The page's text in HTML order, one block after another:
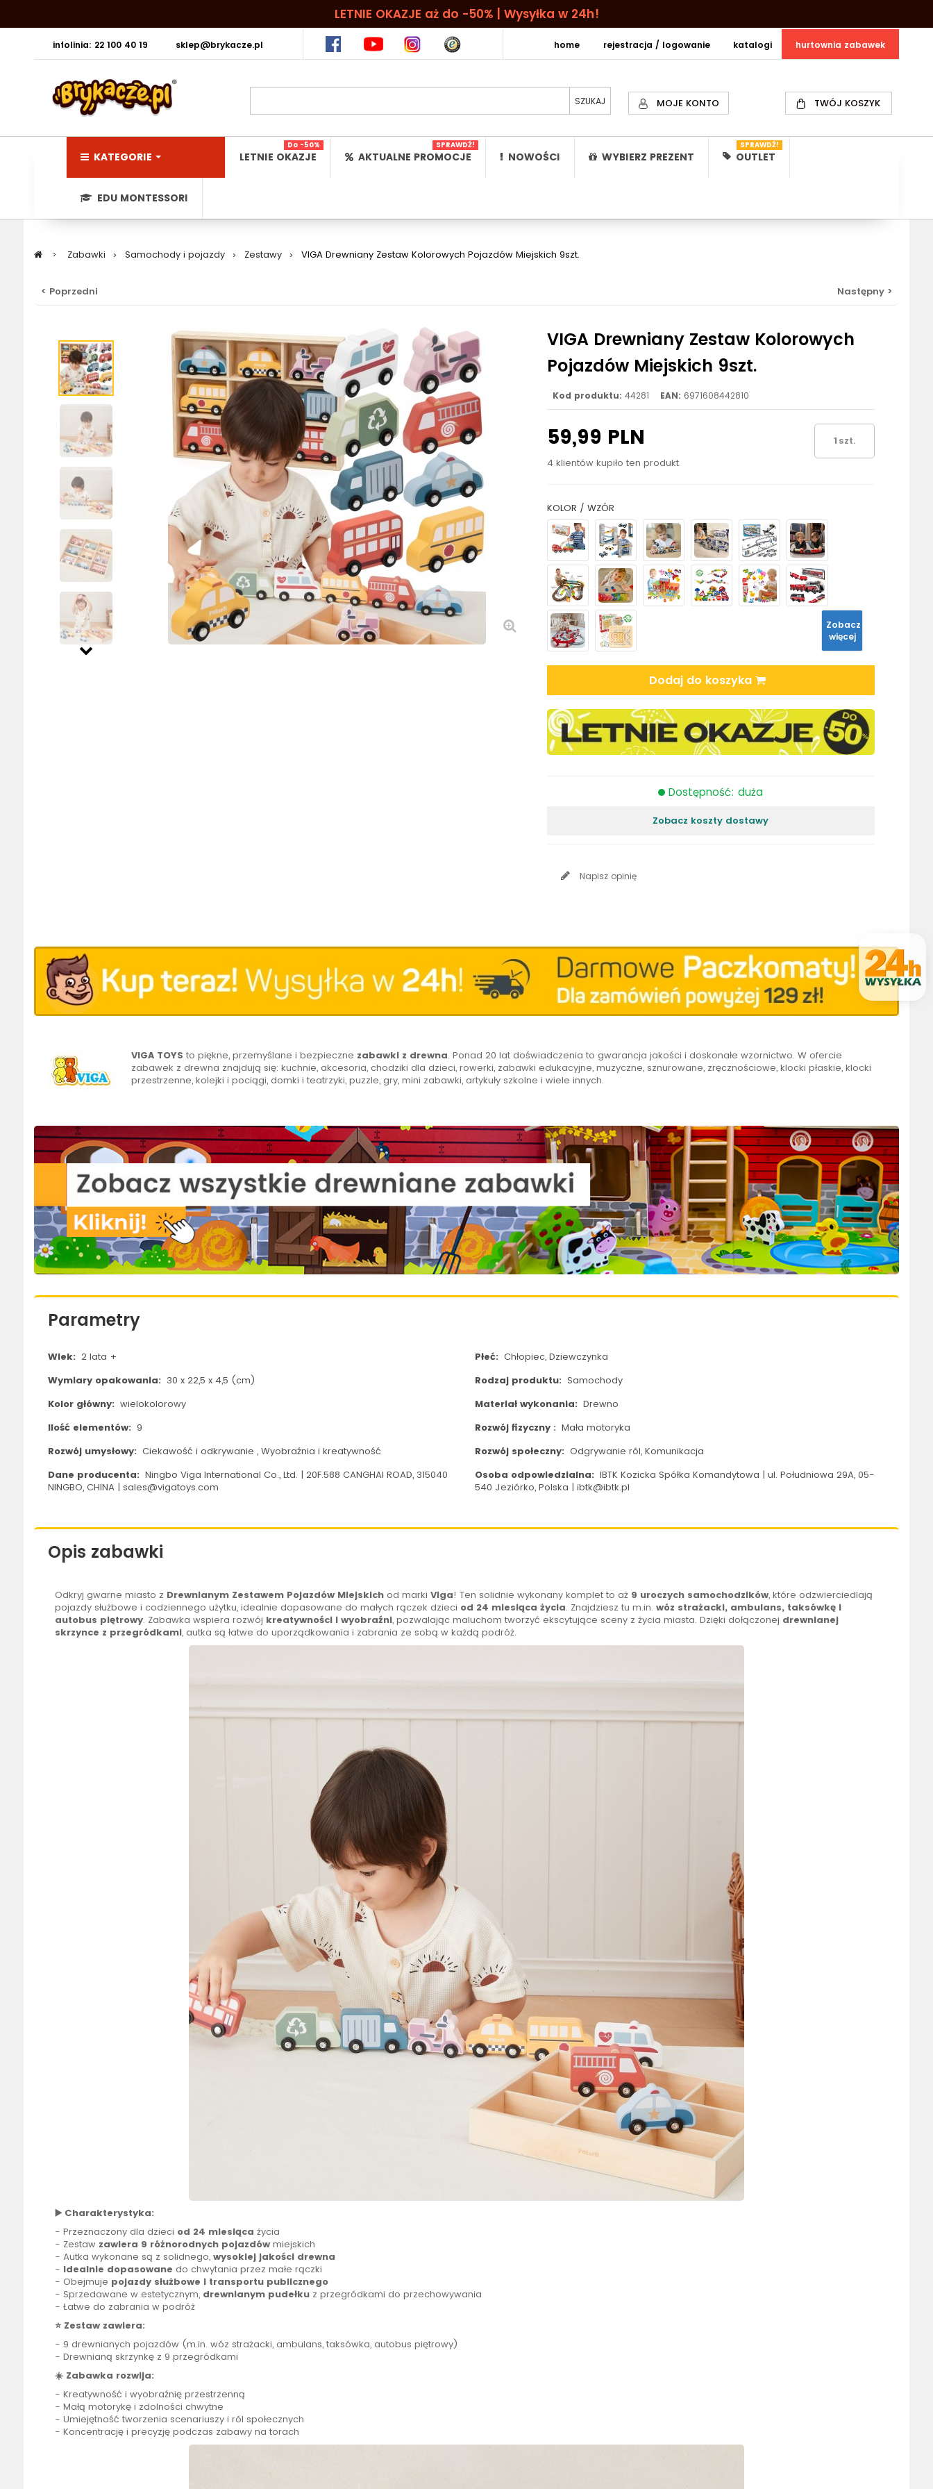
LETNIE OKAZJE aż do -50% | Wysyłka w 24h!
infolinia: 22 100 40 19 sklep@brykacze.pl hurtownia zabawek
katalogi
rejestracja / logowanie
home
MOJE KONTO TWÓJ KOSZYK
KATEGORIE LETNIE OKAZJE
Do -50%
AKTUALNE PROMOCJE
SPRAWDŹ!
NOWOŚCI WYBIERZ PREZENT OUTLET
SPRAWDŹ!
EDU MONTESSORI
> Zabawki > Samochody i pojazdy > Zestawy > VIGA Drewniany Zestaw Kolorowych Pojazdów Miejskich 9szt.
< Poprzedni Następny >
VIGA Drewniany Zestaw Kolorowych
Pojazdów Miejskich 9szt.
Kod produktu: 44281 EAN: 6971608442810
59,99 PLN
4 klientów kupiło ten produkt
szt.
KOLOR / WZÓR
Zobacz
więcej
Dodaj do koszyka
Dostępność: duża
Zobacz koszty dostawy
Napisz opinię
VIGA TOYS to piękne, przemyślane i bezpieczne zabawki z drewna. Ponad 20 lat doświadczenia to gwarancja jakości i doskonałe wzornictwo. W ofercie
zabawek z drewna znajdują się: kuchnie, akcesoria, chodziki dla dzieci, rowerki, zabawki edukacyjne, muzyczne, sznurowane, zręcznościowe, klocki płaskie, klocki
przestrzenne, kolejki i pociągi, domki i teatrzyki, puzzle, gry, mini zabawki, artykuły szkolne i wiele innych.
Parametry
Wiek: 2 lata + Płeć: Chłopiec, Dziewczynka
Wymiary opakowania: 30 x 22,5 x 4,5 (cm) Rodzaj produktu: Samochody
Kolor główny: wielokolorowy Materiał wykonania: Drewno
Ilość elementów: 9 Rozwój fizyczny : Mała motoryka
Rozwój umysłowy: Ciekawość i odkrywanie , Wyobraźnia i kreatywność Rozwój społeczny: Odgrywanie ról, Komunikacja
Dane producenta: Ningbo Viga International Co., Ltd. | 20F.588 CANGHAI ROAD, 315040
NINGBO, CHINA | sales@vigatoys.com
Osoba odpowiedzialna: IBTK Kozicka Spółka Komandytowa | ul. Południowa 29A, 05-
540 Jeziórko, Polska | ibtk@ibtk.pl
Opis zabawki
Odkryj gwarne miasto z Drewnianym Zestawem Pojazdów Miejskich od marki Viga! Ten solidnie wykonany komplet to aż 9 uroczych samochodzików, które odzwierciedlają
pojazdy służbowe i codziennego użytku, idealnie dopasowane do małych rączek dzieci od 24 miesiąca życia. Znajdziesz tu m.in. wóz strażacki, ambulans, taksówkę i
autobus piętrowy. Zabawka wspiera rozwój kreatywności i wyobraźni, pozwalając maluchom tworzyć ekscytujące sceny z życia miasta. Dzięki dołączonej drewnianej
skrzynce z przegródkami, autka są łatwe do uporządkowania i zabrania ze sobą w każdą podróż.
▶️ Charakterystyka:
- Przeznaczony dla dzieci od 24 miesiąca życia
- Zestaw zawiera 9 różnorodnych pojazdówmiejskich
- Autka wykonane są z solidnego, wysokiej jakości drewna
- Idealnie dopasowane do chwytania przez małe rączki
- Obejmuje pojazdy służbowe i transportu publicznego
- Sprzedawane w estetycznym, drewnianym pudełkuz przegródkami do przechowywania
- Łatwe do zabrania w podróż
⭐ Zestaw zawiera:
- 9 drewnianych pojazdów (m.in. wóz strażacki, ambulans, taksówka, autobus piętrowy)
- Drewnianą skrzynkę z 9 przegródkami
☀️ Zabawka rozwija:
- Kreatywność i wyobraźnię przestrzenną
- Małą motorykę i zdolności chwytne
- Umiejętność tworzenia scenariuszy i ról społecznych
- Koncentrację i precyzję podczas zabawy na torach